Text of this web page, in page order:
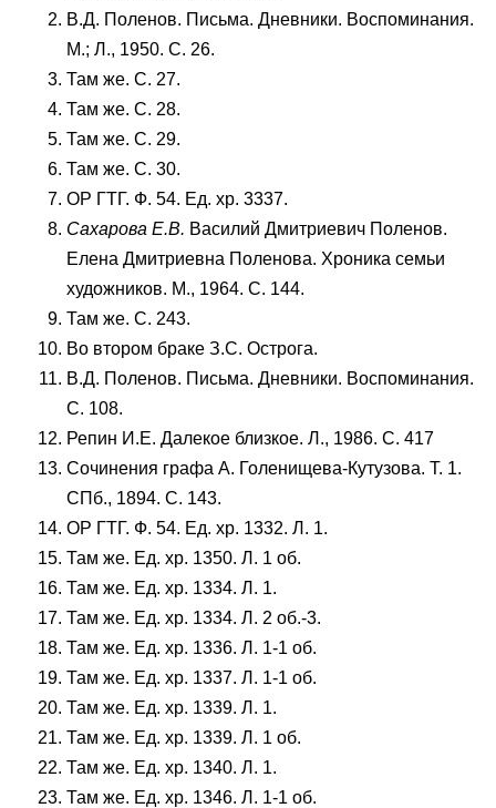
В.Д. Поленов. Письма. Дневники. Воспоминания.
М.; Л., 1950. С. 26.
Там же. С. 27.
Там же. С. 28.
Там же. С. 29.
Там же. С. 30.
ОР ГТГ. Ф. 54. Ед. хр. 3337.
Сахарова Е.В. Василий Дмитриевич Поленов.
Елена Дмитриевна Поленова. Хроника семьи
художников. М., 1964. С. 144.
Там же. С. 243.
Во втором браке З.С. Острога.
В.Д. Поленов. Письма. Дневники. Воспоминания.
С. 108.
Репин И.Е. Далекое близкое. Л., 1986. С. 417
Сочинения графа А. Голенищева-Кутузова. Т. 1.
СПб., 1894. С. 143.
ОР ГТГ. Ф. 54. Ед. хр. 1332. Л. 1.
Там же. Ед. хр. 1350. Л. 1 об.
Там же. Ед. хр. 1334. Л. 1.
Там же. Ед. хр. 1334. Л. 2 об.-3.
Там же. Ед. хр. 1336. Л. 1-1 об.
Там же. Ед. хр. 1337. Л. 1-1 об.
Там же. Ед. хр. 1339. Л. 1.
Там же. Ед. хр. 1339. Л. 1 об.
Там же. Ед. хр. 1340. Л. 1.
Там же. Ед. хр. 1346. Л. 1-1 об.